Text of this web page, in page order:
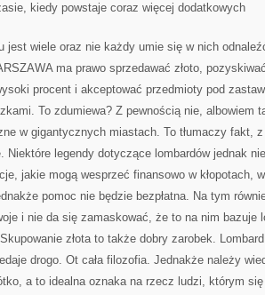
kiedy powstaje coraz więcej dodatkowych
jest wiele oraz nie każdy umie się w nich
ma prawo sprzedawać złoto,
procent i akceptować przedmioty pod
To zdumiewa? Z pewnością nie, albowiem
w gigantycznych miastach. To tłumaczy fakt,
Niektóre legendy dotyczące lombardów jednak
jakie mogą wesprzeć finansowo w kłopotach,
pomoc nie będzie bezpłatna. Na tym
i nie da się zamaskować, że to na nim bazuje
złota to także dobry zarobek.
drogo. Ot cała filozofia. Jednakże należy
a to idealna oznaka na rzecz ludzi, którym